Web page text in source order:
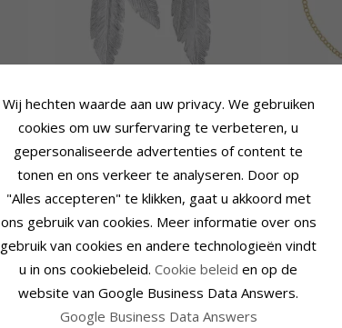
Veer oorbellen in zilver
CHANTI prijs 68,-
Wij hechten waarde aan uw privacy. We gebruiken
cookies om uw surfervaring te verbeteren, u
gepersonaliseerde advertenties of content te
tonen en ons verkeer te analyseren. Door op
"Alles accepteren" te klikken, gaat u akkoord met
ons gebruik van cookies. Meer informatie over ons
gebruik van cookies en andere technologieën vindt
u in ons cookiebeleid. Cookie beleid en op de
website van Google Business Data Answers.
Google Business Data Answers